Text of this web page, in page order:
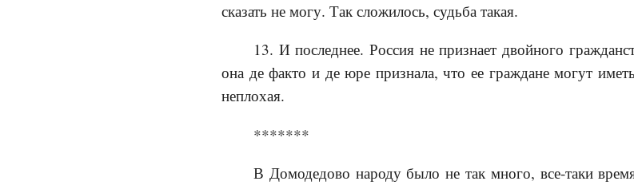
сказать не могу. Так сложилось, судьба такая.
13. И последнее. Россия не признает двойного
она де факто и де юре признала, что ее граждане могут
неплохая.
*******
В Домодедово народу было не так много, все-таки